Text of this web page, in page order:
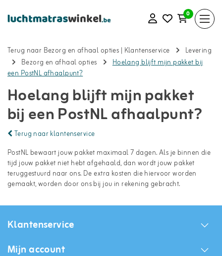
0
Terug naar Bezorg en afhaal opties | Klantenservice
Levering
Bezorg en afhaal opties
Hoelang blijft mijn pakket bij
een PostNL afhaalpunt?
Hoelang blijft mijn pakket
bij een PostNL afhaalpunt?
Terug naar klantenservice
PostNL bewaart jouw pakket maximaal 7 dagen. Als je binnen die
tijd jouw pakket niet hebt afgehaald, dan wordt jouw pakket
teruggestuurd naar ons. De extra kosten die hiervoor worden
gemaakt, worden door ons bij jou in rekening gebracht.
Klantenservice
Mijn account